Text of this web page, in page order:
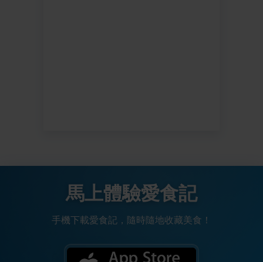
馬上體驗愛食記
手機下載愛食記，隨時隨地收藏美食！